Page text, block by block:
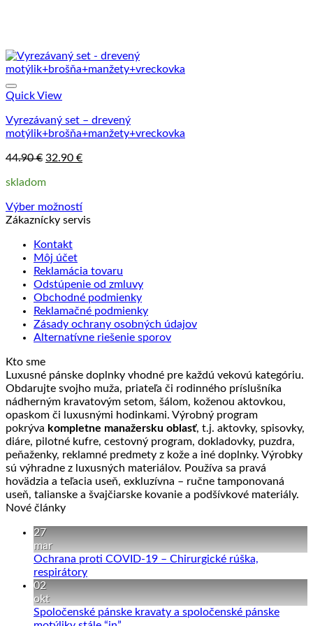
Quick View
Vyrezávaný set – drevený
motýlik+brošňa+manžety+vreckovka
44.90€ Pôvodná
bola:
32.90 €Aktuálna
skladom
Výber možností
Tento
viacero
variantov.
Možnosti
môžete
vybrať
produktu.
Zákaznícky servis
Kontakt
Môj účet
Reklamácia tovaru
Odstúpenie od zmluvy
Obchodné podmienky
Reklamačné podmienky
Zásady ochrany osobných údajov
Alternatívne riešenie sporov
Kto sme
Luxusné pánske doplnky vhodné pre každú vekovú kategóriu.
Obdarujte svojho muža, priateľa či rodinného príslušníka
nádherným kravatovým setom, šálom, koženou aktovkou,
opaskom či luxusnými hodinkami. Výrobný program
pokrýva kompletne manažersku oblasť, t.j. aktovky, spisovky,
diáre, pilotné kufre, cestovný program, dokladovky, puzdra,
peňaženky, reklamné predmety z kože a iné doplnky. Výrobky
sú výhradne z luxusných materiálov. Používa sa pravá
hovädzia a teľacia useň, exkluzívna – ručne tamponovaná
useň, talianske a švajčiarske kovanie a podšívkové materiály.
Nové články
27
mar
Ochrana proti COVID-19 – Chirurgické rúška,
respirátoryŽiadne
Ochrana
02
okt
Spoločenské pánske kravaty a spoločenské pánske